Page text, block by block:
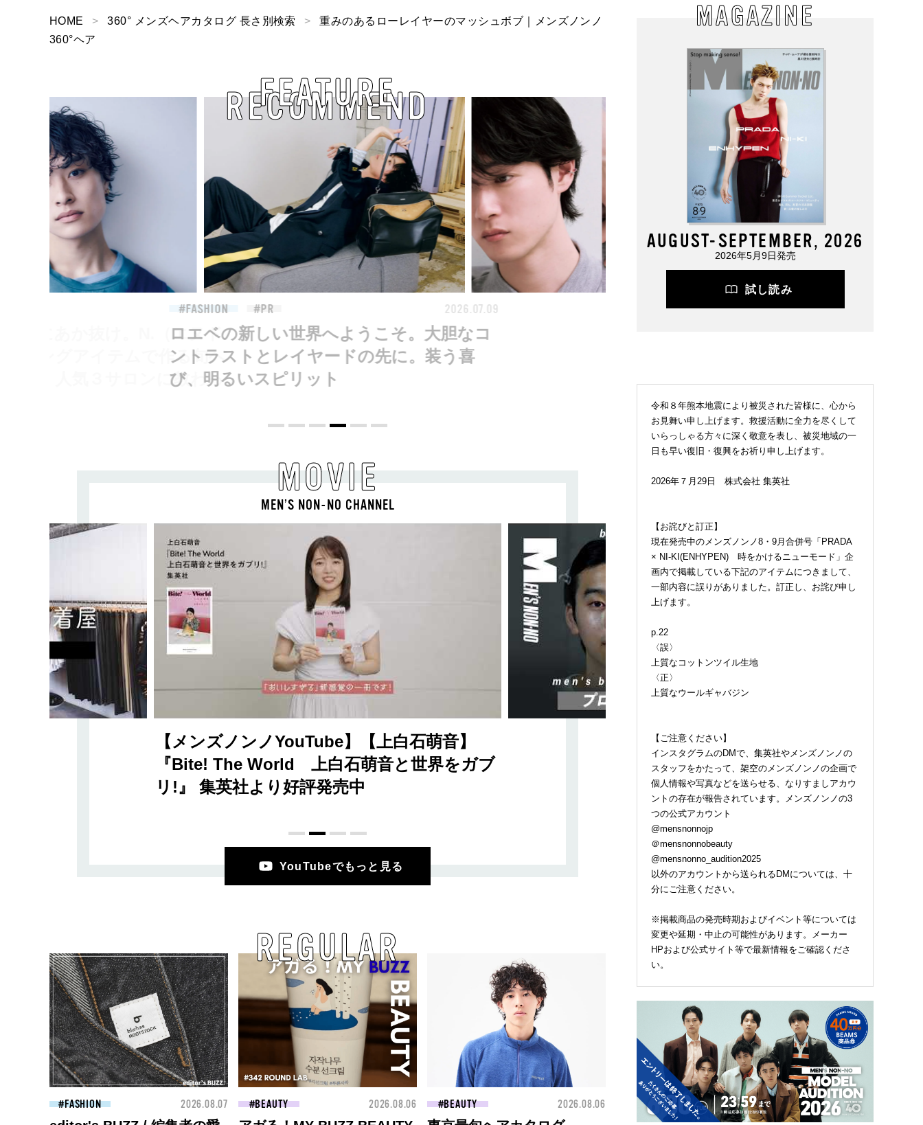
HOME 360° メンズヘアカタログ 長さ別検索
重みのあるローレイヤーのマッシュボブ｜メンズノンノ
360°ヘア
RECOMMEND
FEATURE
2026.07.09
FASHION 2026.07.09
ロエベの新しい世界へようこそ。大胆なコ
ントラストとレイヤードの先に。装う喜
び、明るいスピリット
FASHION 2026.07.09
FASHION
MOVIE
MEN’S NON-NO CHANNEL
【メンズノンノYouTube】【上白石萌音】
『Bite! The World 上白石萌音と世界をガブ
リ!』 集英社より好評発売中
YouTubeでもっと見る
REGULAR
FASHION 2026.08.07 BEAUTY 2026.08.06 BEAUTY 2026.08.06
MAGAZINE
AUGUST-SEPTEMBER, 2026
2026年5月9日発売
試し読み
令和８年熊本地震により被災された皆様に、心から
お見舞い申し上げます。救援活動に全力を尽くして
いらっしゃる方々に深く敬意を表し、被災地域の一
日も早い復旧・復興をお祈り申し上げます。
2026年７月29日 株式会社 集英社
【お詫びと訂正】
現在発売中のメンズノンノ8・9月合併号「PRADA
× NI-KI(ENHYPEN) 時をかけるニューモード」企
画内で掲載している下記のアイテムにつきまして、
一部内容に誤りがありました。訂正し、お詫び申し
上げます。
p.22
〈誤〉
上質なコットンツイル生地
〈正〉
上質なウールギャバジン
【ご注意ください】
インスタグラムのDMで、集英社やメンズノンノの
スタッフをかたって、架空のメンズノンノの企画で
個人情報や写真などを送らせる、なりすましアカウ
ントの存在が報告されています。メンズノンノの3
つの公式アカウント
@mensnonnojp
＠mensnonnobeauty
@mensnonno_audition2025
以外のアカウントから送られるDMについては、十
分にご注意ください。
※掲載商品の発売時期およびイベント等については
変更や延期・中止の可能性があります。メーカー
HPおよび公式サイト等で最新情報をご確認くださ
い。